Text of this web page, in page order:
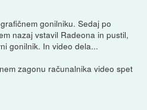
gonilniku. Sedaj po
nazaj vstavil Radeona in pustil,
gonilnik. In video dela...
zagonu računalnika video spet